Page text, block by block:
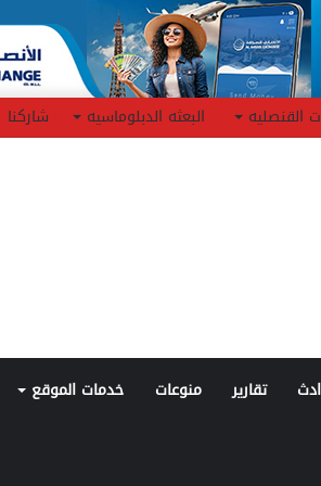
القنصليه البعثه الدبلوماسيه شاركنا
تقارير منوعات خدمات الموقع